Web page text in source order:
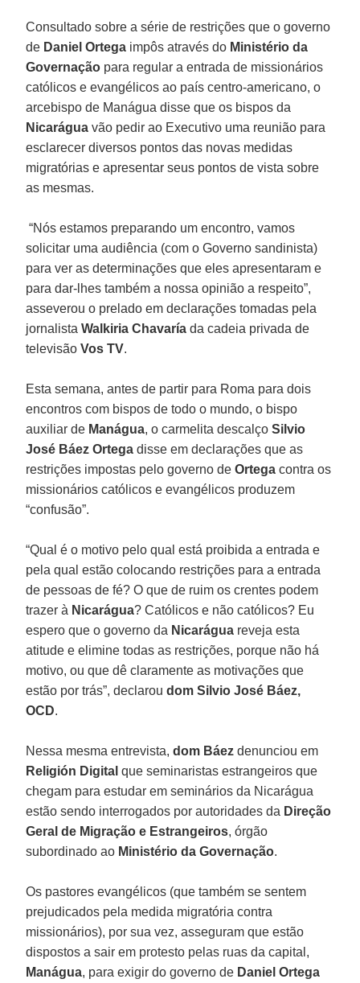
Consultado sobre a série de restrições que o governo
de Daniel Ortega impôs através do Ministério da
Governação para regular a entrada de missionários
católicos e evangélicos ao país centro-americano, o
arcebispo de Manágua disse que os bispos da
Nicarágua vão pedir ao Executivo uma reunião para
esclarecer diversos pontos das novas medidas
migratórias e apresentar seus pontos de vista sobre
as mesmas.
“Nós estamos preparando um encontro, vamos
solicitar uma audiência (com o Governo sandinista)
para ver as determinações que eles apresentaram e
para dar-lhes também a nossa opinião a respeito”,
asseverou o prelado em declarações tomadas pela
jornalistaWalkiria Chavaría da cadeia privada de
televisãoVos TV.
Esta semana, antes de partir para Roma para dois
encontros com bispos de todo o mundo, o bispo
auxiliar de Manágua, o carmelita descalçoSilvio
José Báez Ortega disse em declarações que as
restrições impostas pelo governo deOrtega contra os
missionários católicos e evangélicos produzem
“confusão”.
“Qual é o motivo pelo qual está proibida a entrada e
pela qual estão colocando restrições para a entrada
de pessoas de fé? O que de ruim os crentes podem
trazer à Nicarágua? Católicos e não católicos? Eu
espero que o governo da Nicarágua reveja esta
atitude e elimine todas as restrições, porque não há
motivo, ou que dê claramente as motivações que
estão por trás”, declaroudom Silvio José Báez,
OCD.
Nessa mesma entrevista,dom Báez denunciou em
Religión Digital que seminaristas estrangeiros que
chegam para estudar em seminários da Nicarágua
estão sendo interrogados por autoridades da Direção
Geral de Migração e Estrangeiros, órgão
subordinado ao Ministério da Governação.
Os pastores evangélicos (que também se sentem
prejudicados pela medida migratória contra
missionários), por sua vez, asseguram que estão
dispostos a sair em protesto pelas ruas da capital,
Manágua, para exigir do governo de Daniel Ortega